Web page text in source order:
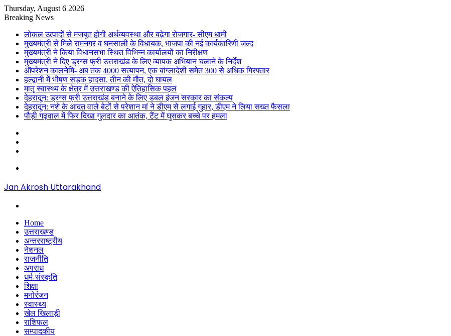
Thursday, August 6 2026
Breaking News
लोकल उत्पादों से मजबूत होगी अर्थव्यवस्था और बढ़ेगा रोजगार- सीएम धामी
मुख्यमंत्री से मिले रामनगर व घनसाली के विधायक, भाजपा की नई कार्यकारिणी जल्द
मुख्यमंत्री ने किया विधानसभा स्थित विभिन्न कार्यालयों का निरीक्षण
मुख्यमंत्री ने दिए ड्रग्स फ्री उत्तराखंड के लिए व्यापक अभियान चलाने के निर्देश
ऑपरेशन कालनेमि- अब तक 4000 सत्यापन, एक बांग्लादेशी समेत 300 से अधिक गिरफ्तार
हल्द्वानी में भीषण सड़क हादसा, तीन की मौत, दो घायल
मातृ स्वास्थ्य के क्षेत्र में उत्तराखण्ड की ऐतिहासिक पहल
देहरादून: ड्रग्स फ्री उत्तराखंड बनाने के लिए डबल इंजन सरकार का संकल्प
देहरादून: नशे के आदत वाले बेटों से परेशान मां ने डीएम से लगाई गुहार, डीएम ने लिया सख्त फैसला
पौड़ी गढ़वाल में फिर दिखा गुलदार का आतंक, टैंट में घुसकर बच्चे पर हमला
Jan Akrosh Uttarakhand
Home
उत्तराखण्ड
अन्तरराष्ट्रीय
नेशनल
राजनीति
अपराध
धर्म-संस्कृति
शिक्षा
मनोरंजन
स्वास्थ्य
खेल खिलाड़ी
राशिफल
सम्पादकीय